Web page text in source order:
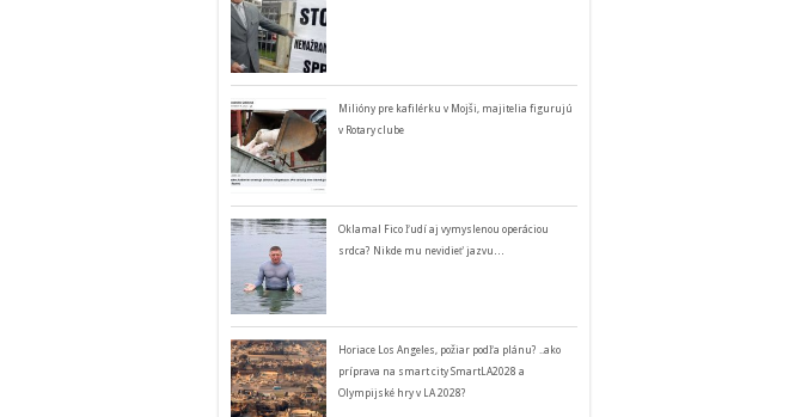
Milióny pre kafilérku v Mojši, majitelia figurujú
v Rotary clube
Oklamal Fico ľudí aj vymyslenou operáciou
srdca? Nikde mu nevidieť jazvu…
Horiace Los Angeles, požiar podľa plánu? ..ako
príprava na smart city SmartLA2028 a
Olympijské hry v LA 2028?